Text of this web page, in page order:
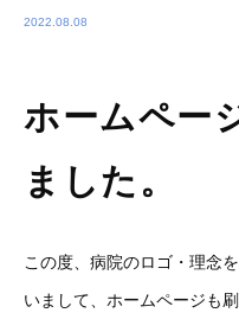
2022.08.08
ホームペー
ました。
この度、病院のロゴ・理念
いまして、ホームページも